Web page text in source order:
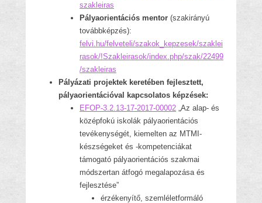
szakleiras
Pályaorientációs mentor (szakirányú
továbbképzés):
felvi.hu/felveteli/szakok_kepzesek/szaklei
rasok/!Szakleirasok/index.php/szak/22499
/szakleiras
Pályázati projektek keretében fejlesztett,
pályaorientációval kapcsolatos képzések:
EFOP-3.2.13-17-2017-00002 „Az alap- és
középfokú iskolák pályaorientációs
tevékenységét, kiemelten az MTMI-
készségeket és -kompetenciákat
támogató pályaorientációs szakmai
módszertan átfogó megalapozása és
fejlesztése”
érzékenyítő, szemléletformáló